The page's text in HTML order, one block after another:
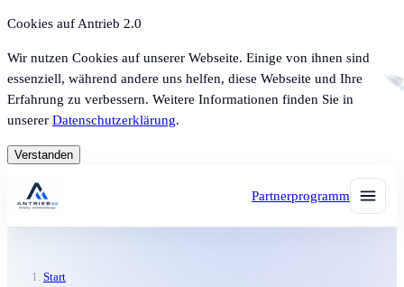
Cookies auf Antrieb 2.0
Wir nutzen Cookies auf unserer Webseite. Einige von ihnen sind
essenziell, während andere uns helfen, diese Webseite und Ihre
Erfahrung zu verbessern. Weitere Informationen finden Sie in
unserer Datenschutzerklärung.
Verstanden
Partnerprogramm
Start